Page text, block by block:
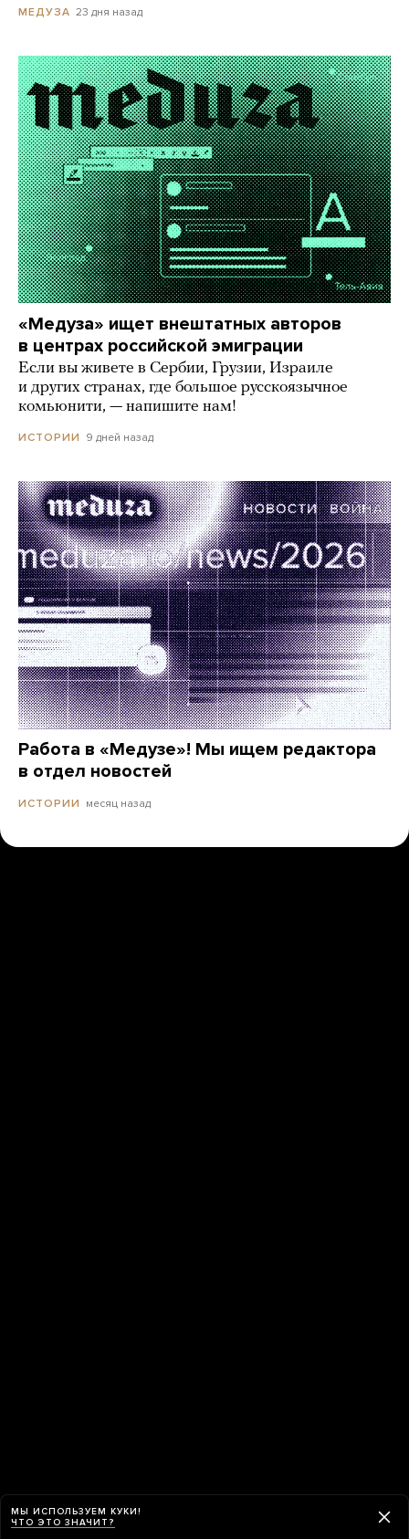
МЕДУЗА 23 дня назад
«Медуза» ищет внештатных авторов
в центрах российской эмиграции
Если вы живете в Сербии, Грузии, Израиле
и других странах, где большое русскоязычное
комьюнити, — напишите нам!
ИСТОРИИ 9 дней назад
Работа в «Медузе»! Мы ищем редактора
в отдел новостей
ИСТОРИИ месяц назад
МЫ ИСПОЛЬЗУЕМ КУКИ!
ЧТО ЭТО ЗНАЧИТ?